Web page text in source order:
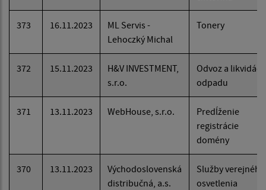
373 16.11.2023
ML Servis -
Lehoczký Michal
Tonery
372 15.11.2023
H&V INVESTMENT,
s.r.o.
Odvoz a
odpadu
371 13.11.2023 WebHouse, s.r.o.
Predĺženie
registrácie
domény
370 13.11.2023
Východoslovenská
distribučná, a.s.
Služby verejného
osvetlenia